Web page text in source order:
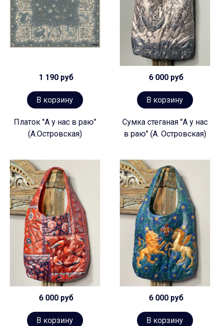
1 190 руб
В корзину
Платок "А у нас в раю"
(А.Островская)
6 000 руб
В корзину
Сумка стеганая "А у нас
в раю" (А. Островская)
6 000 руб
В корзину
6 000 руб
В корзину